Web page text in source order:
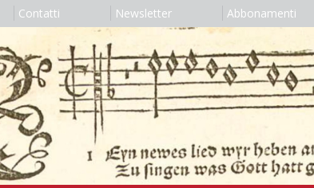
Contatti Newsletter Abbonamenti